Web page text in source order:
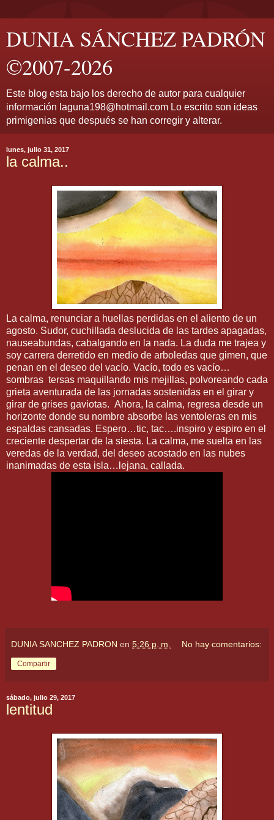
DUNIA SÁNCHEZ PADRÓN
©2007-2026
Este blog esta bajo los derecho de autor para cualquier
información laguna198@hotmail.com Lo escrito son ideas
primigenias que después se han corregir y alterar.
lunes, julio 31, 2017
la calma..
La calma, renunciar a huellas perdidas en el aliento de un
agosto. Sudor, cuchillada deslucida de las tardes apagadas,
nauseabundas, cabalgando en la nada. La duda me trajea y
soy carrera derretido en medio de arboledas que gimen, que
penan en el deseo del vacío. Vacío, todo es vacío…
sombras tersas maquillando mis mejillas, polvoreando cada
grieta aventurada de las jornadas sostenidas en el girar y
girar de grises gaviotas. Ahora, la calma, regresa desde un
horizonte donde su nombre absorbe las ventoleras en mis
espaldas cansadas. Espero…tic, tac….inspiro y espiro en el
creciente despertar de la siesta. La calma, me suelta en las
veredas de la verdad, del deseo acostado en las nubes
inanimadas de esta isla…lejana, callada.
DUNIA SANCHEZ PADRON en 5:26 p. m. No hay comentarios:
Compartir
sábado, julio 29, 2017
lentitud